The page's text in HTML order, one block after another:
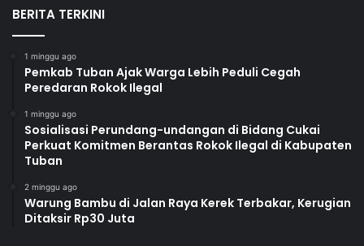
BERITA TERKINI
1 minggu ago
Pemkab Tuban Ajak Warga Lebih Peduli Cegah
Peredaran Rokok Ilegal
1 minggu ago
Sosialisasi Perundang-undangan di Bidang Cukai
Perkuat Komitmen Berantas Rokok Ilegal di Kabupaten
Tuban
2 minggu ago
Warung Bambu di Jalan Raya Kerek Terbakar, Kerugian
Ditaksir Rp30 Juta